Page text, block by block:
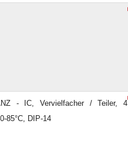
- IC, Vervielfacher / Teiler, 4
85°C, DIP-14